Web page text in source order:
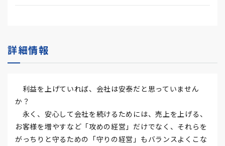
詳細情報
利益を上げていれば、会社は安泰だと思っていません
か？
永く、安心して会社を続けるためには、売上を上げる、
お客様を増やすなど「攻めの経営」だけでなく、それらを
がっちりと守るための「守りの経営」もバランスよくこな